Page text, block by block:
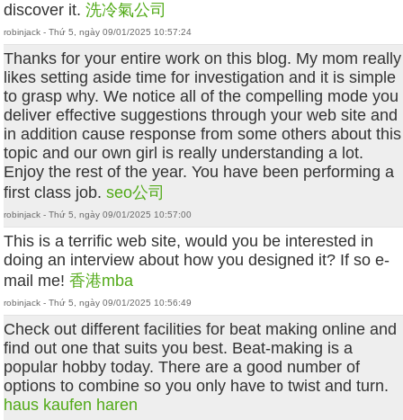
discover it.洗冷氣公司
robinjack - Thứ 5, ngày 09/01/2025 10:57:24
Thanks for your entire work on this blog. My mom really
likes setting aside time for investigation and it is simple
to grasp why. We notice all of the compelling mode you
deliver effective suggestions through your web site and
in addition cause response from some others about this
topic and our own girl is really understanding a lot.
Enjoy the rest of the year. You have been performing a
first class job.seo公司
robinjack - Thứ 5, ngày 09/01/2025 10:57:00
This is a terrific web site, would you be interested in
doing an interview about how you designed it? If so e-
mail me!香港mba
robinjack - Thứ 5, ngày 09/01/2025 10:56:49
Check out different facilities for beat making online and
find out one that suits you best. Beat-making is a
popular hobby today. There are a good number of
options to combine so you only have to twist and turn.
haus kaufen haren